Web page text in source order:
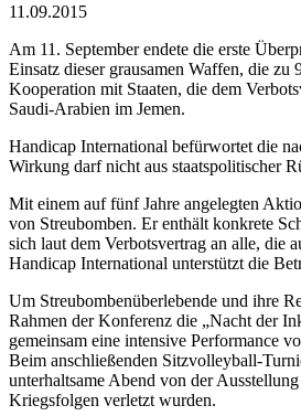
11.09.2015
Am 11. September endete die erste
Einsatz dieser grausamen Waffen, die
Kooperation mit Staaten, die dem
Saudi-Arabien im Jemen.
Handicap International befürwortet die
Wirkung darf nicht aus staatspolitischer
Mit einem auf fünf Jahre angelegten
von Streubomben. Er enthält konkrete
sich laut dem Verbotsvertrag an alle, die
Handicap International unterstützt die
Um Streubombenüberlebende und ihre
Rahmen der Konferenz die „Nacht der
gemeinsam eine intensive Performance
Beim anschließenden Sitzvolleyball-
unterhaltsame Abend von der
Kriegsfolgen verletzt wurden.